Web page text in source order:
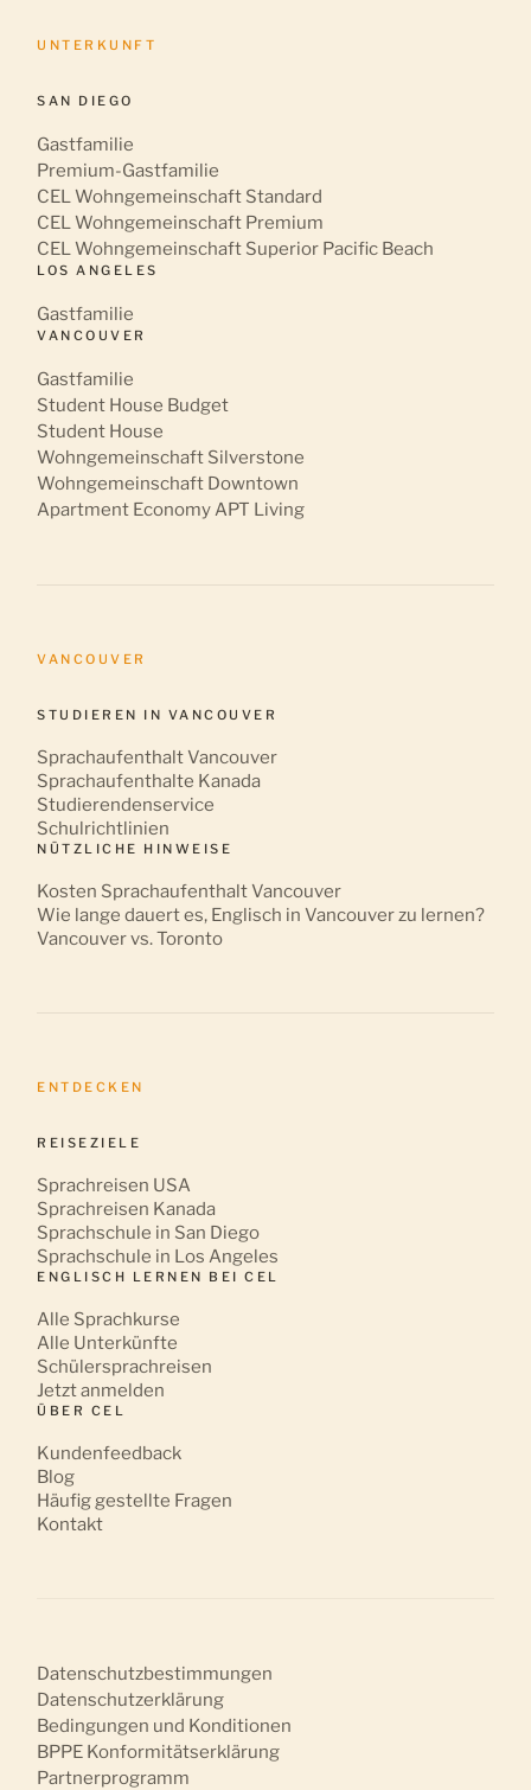
UNTERKUNFT
SAN DIEGO
Gastfamilie
Premium-Gastfamilie
CEL Wohngemeinschaft Standard
CEL Wohngemeinschaft Premium
CEL Wohngemeinschaft Superior Pacific Beach
LOS ANGELES
Gastfamilie
VANCOUVER
Gastfamilie
Student House Budget
Student House
Wohngemeinschaft Silverstone
Wohngemeinschaft Downtown
Apartment Economy APT Living
VANCOUVER
STUDIEREN IN VANCOUVER
Sprachaufenthalt Vancouver
Sprachaufenthalte Kanada
Studierendenservice
Schulrichtlinien
NÜTZLICHE HINWEISE
Kosten Sprachaufenthalt Vancouver
Wie lange dauert es, Englisch in Vancouver zu lernen?
Vancouver vs. Toronto
ENTDECKEN
REISEZIELE
Sprachreisen USA
Sprachreisen Kanada
Sprachschule in San Diego
Sprachschule in Los Angeles
ENGLISCH LERNEN BEI CEL
Alle Sprachkurse
Alle Unterkünfte
Schülersprachreisen
Jetzt anmelden
ÜBER CEL
Kundenfeedback
Blog
Häufig gestellte Fragen
Kontakt
Datenschutzbestimmungen
Datenschutzerklärung
Bedingungen und Konditionen
BPPE Konformitätserklärung
Partnerprogramm